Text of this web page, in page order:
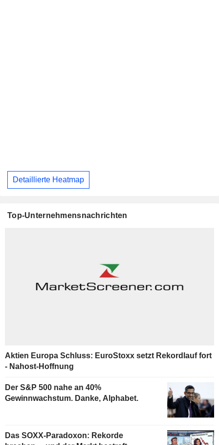
Detaillierte Heatmap
Top-Unternehmensnachrichten
Aktien Europa Schluss: EuroStoxx setzt Rekordlauf fort
- Nahost-Hoffnung
Der S&P 500 nahe an 40%
Gewinnwachstum. Danke, Alphabet.
Das SOXX-Paradoxon: Rekorde